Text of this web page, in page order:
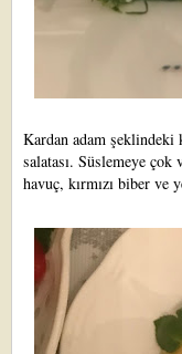
Kardan adam şeklindeki
salatası. Süslemeye çok
havuç, kırmızı biber